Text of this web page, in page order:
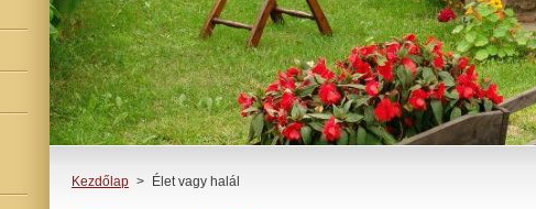
Kezdőlap > Élet vagy halál